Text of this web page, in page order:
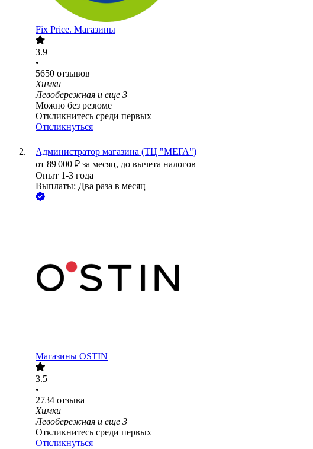
Fix Price. Магазины
3.9
•
5650 отзывов
Химки
Левобережная и еще 3
Можно без резюме
Откликнитесь среди первых
Откликнуться
Администратор магазина (ТЦ "МЕГА")
от 89 000 ₽ за месяц, до вычета налогов
Опыт 1-3 года
Выплаты: Два раза в месяц
Магазины OSTIN
3.5
•
2734 отзыва
Химки
Левобережная и еще 3
Откликнитесь среди первых
Откликнуться